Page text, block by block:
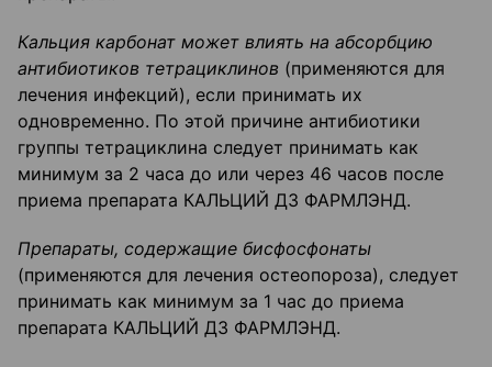
Кальция карбонат может влиять на абсорбцию
антибиотиков тетрациклинов (применяются для
лечения инфекций), если принимать их
одновременно. По этой причине антибиотики
группы тетрациклина следует принимать как
минимум за 2 часа до или через 4­6 часов после
приема препарата КАЛЬЦИЙ Д3 ФАРМЛЭНД.
Препараты, содержащие бисфосфонаты
(применяются для лечения остеопороза), следует
принимать как минимум за 1 час до приема
препарата КАЛЬЦИЙ Д3 ФАРМЛЭНД.